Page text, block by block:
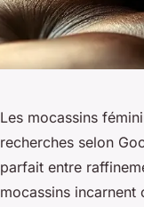
Les mocassins
recherches selon
parfait entre
mocassins